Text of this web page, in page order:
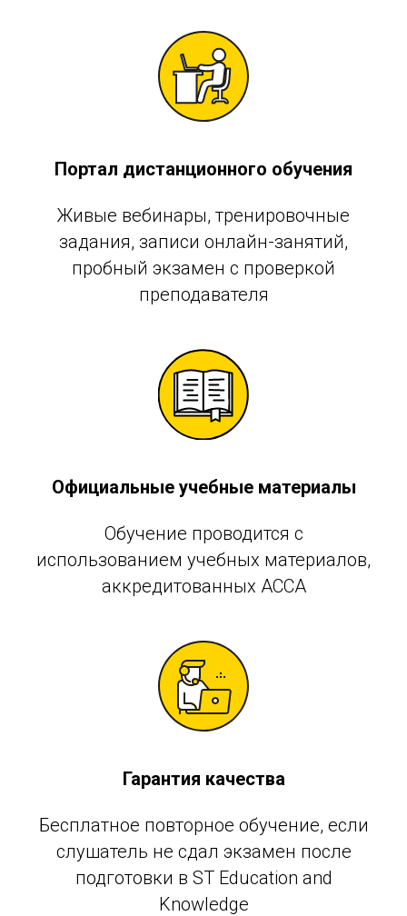
Портал дистанционного обучения
Живые вебинары, тренировочные
задания, записи онлайн-занятий,
пробный экзамен с проверкой
преподавателя
Официальные учебные материалы
Обучение проводится с
использованием учебных материалов,
аккредитованных АССА
Гарантия качества
Бесплатное повторное обучение, если
слушатель не сдал экзамен после
подготовки в ST Education and
Knowledge